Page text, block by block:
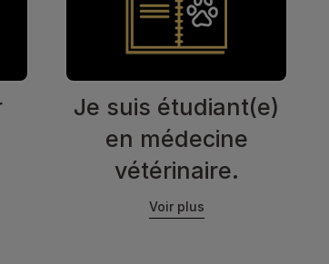
Je suis étudiant(e)
en médecine
vétérinaire.
Voir plus